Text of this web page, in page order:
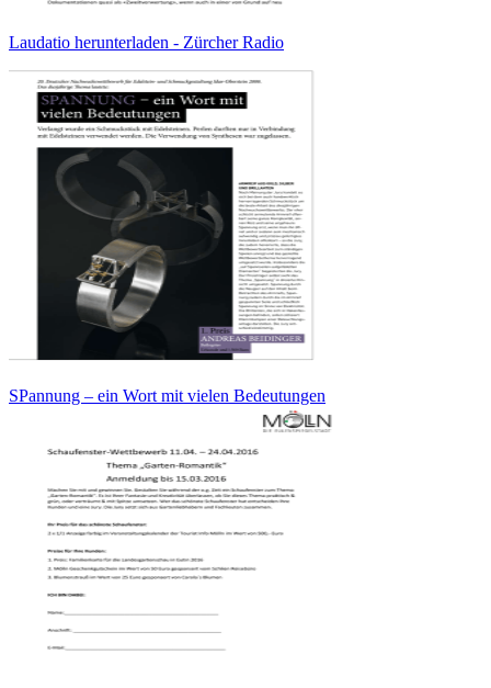
Laudatio herunterladen - Zürcher Radio
SPannung – ein Wort mit vielen Bedeutungen